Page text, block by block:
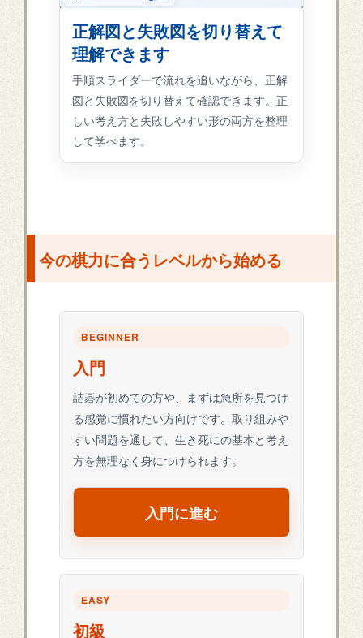
正解図と失敗図を切り替えて
理解できます
手順スライダーで流れを追いながら、正解
図と失敗図を切り替えて確認できます。正
しい考え方と失敗しやすい形の両方を整理
して学べます。
今の棋力に合うレベルから始める
BEGINNER
入門
詰碁が初めての方や、まずは急所を見つけ
る感覚に慣れたい方向けです。取り組みや
すい問題を通して、生き死にの基本と考え
方を無理なく身につけられます。
入門に進む
EASY
初級